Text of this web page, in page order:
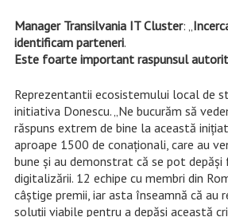
Manager Transilvania ITCluster: „
identificam parteneri.
Este foarte important raspunsul
Reprezentantii ecosistemului local de
initiativa Donescu. „Ne bucurăm să
răspuns extrem de bine la această
aproape 1500 de conaționali, care au
bune și au demonstrat că se pot
digitalizării. 12 echipe cu membri din
câștige premii, iar asta înseamnă că au
soluții viabile pentru a depăși această